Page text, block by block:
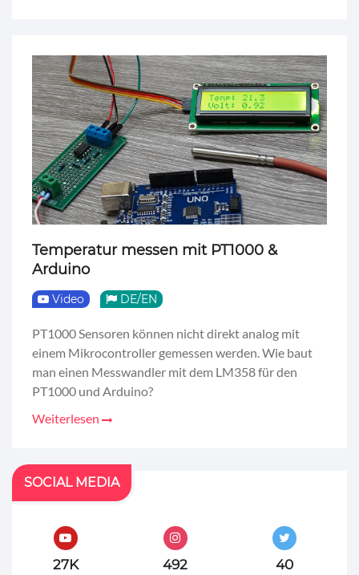
Temperatur messen mit PT1000 &
Arduino
Video DE/EN
PT1000 Sensoren können nicht direkt analog mit
einem Mikrocontroller gemessen werden. Wie baut
man einen Messwandler mit dem LM358 für den
PT1000 und Arduino?
Weiterlesen
SOCIAL MEDIA
27K 492 40